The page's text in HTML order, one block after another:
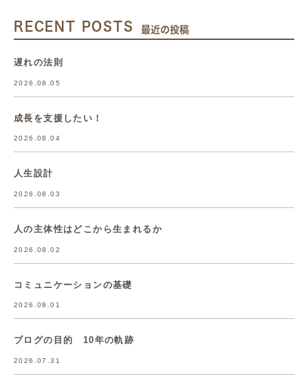
RECENT POSTS 最近の投稿
遅れの法則
2026.08.05
成長を支援したい！
2026.08.04
人生設計
2026.08.03
人の主体性はどこから生まれるか
2026.08.02
コミュニケーションの基礎
2026.08.01
ブログの目的 10年の軌跡
2026.07.31